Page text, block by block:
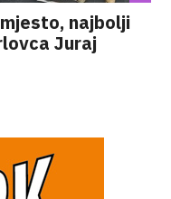
najbolji
Juraj